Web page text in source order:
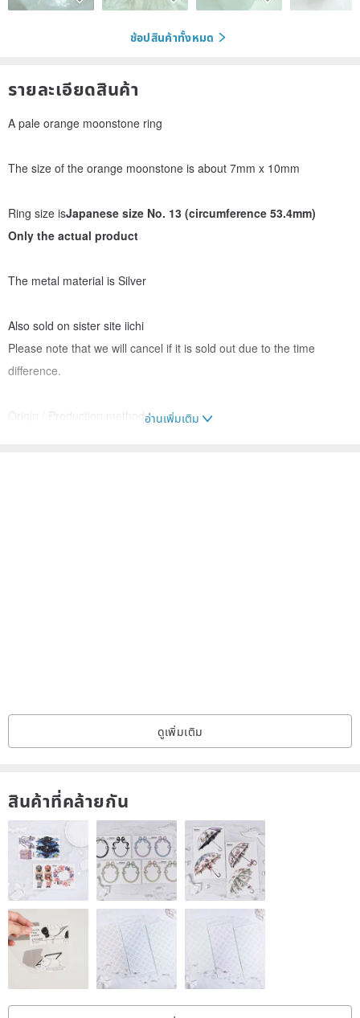
ช้อปสินค้าทั้งหมด
รายละเอียดสินค้า
A pale orange moonstone ring
The size of the orange moonstone is about 7mm x 10mm
Ring size isJapanese size No. 13 (circumference 53.4mm)
Only the actual product
The metal material is Silver
Also sold on sister site iichi
Please note that we will cancel if it is sold out due to the time
difference.
Origin / Production methodอ่านเพิ่มเติม
ดูเพิ่มเติม
สินค้าที่คล้ายกัน